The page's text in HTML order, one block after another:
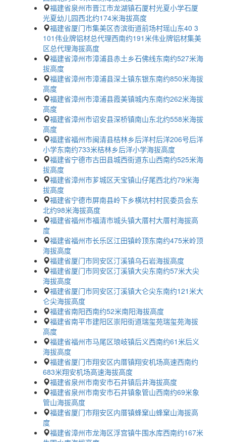
福建省泉州市晋江市龙湖镇石厦村光夏小学石厦
光夏幼儿园西北约174米海拔高度
福建省厦门市集美区杏滨街道前场村瑶山东40 3
101伟业牌铝材总代理西南约191米伟业牌铝材集美
区总代理海拔高度
福建省漳州市漳浦县赤土乡石佛线东南约527米海
拔高度
福建省漳州市漳浦县深土镇东银东南约850米海拔
高度
福建省漳州市漳浦县霞美镇城内东南约262米海拔
高度
福建省漳州市诏安县深桥镇南山东北约558米海拔
高度
福建省福州市闽清县桔林乡后洋村后洋206号后洋
小学东南约733米桔林乡后洋小学海拔高度
福建省宁德市古田县城西街道东山西南约525米海
拔高度
福建省漳州市芗城区天宝镇山仔尾西北约79米海
拔高度
福建省宁德市屏南县岭下乡横坑村村民委员会东
北约98米海拔高度
福建省福州市福清市城头镇大厝村大厝村海拔高
度
福建省福州市长乐区江田镇岭顶东南约475米岭顶
海拔高度
福建省厦门市同安区汀溪镇乌石岩海拔高度
福建省厦门市同安区汀溪镇大尖东南约57米大尖
海拔高度
福建省厦门市同安区汀溪镇大仑尖东南约121米大
仑尖海拔高度
福建省南阳西南约52米南阳海拔高度
福建省南平市建阳区崇阳街道瑞玺苑瑞玺苑海拔
高度
福建省福州市马尾区琅岐镇后义西南约61米后义
海拔高度
福建省厦门市翔安区内厝镇翔安机场高速西南约
683米翔安机场高速海拔高度
福建省泉州市南安市石井镇后井海拔高度
福建省泉州市南安市石井镇象管山西南约69米象
管山海拔高度
福建省厦门市翔安区内厝镇蜂窠山蜂窠山海拔高
度
福建省漳州市龙海区浮宫镇牛围水库西南约167米